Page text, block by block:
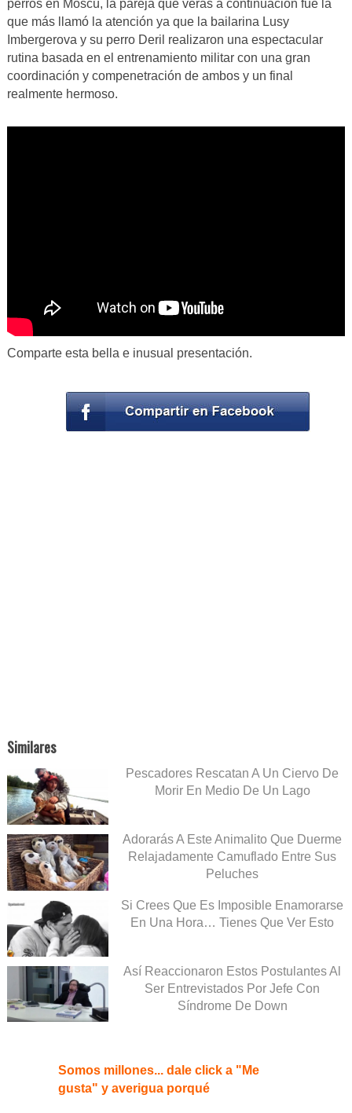
perros en Moscú, la pareja que verás a continuación fue la
que más llamó la atención ya que la bailarina Lusy
Imbergerova y su perro Deril realizaron una espectacular
rutina basada en el entrenamiento militar con una gran
coordinación y compenetración de ambos y un final
realmente hermoso.
Comparte esta bella e inusual presentación.
Similares
Pescadores Rescatan A Un Ciervo De
Morir En Medio De Un Lago
Adorarás A Este Animalito Que Duerme
Relajadamente Camuflado Entre Sus
Peluches
Si Crees Que Es Imposible Enamorarse
En Una Hora… Tienes Que Ver Esto
Así Reaccionaron Estos Postulantes Al
Ser Entrevistados Por Jefe Con
Síndrome De Down
Somos millones... dale click a "Me
gusta" y averigua porqué